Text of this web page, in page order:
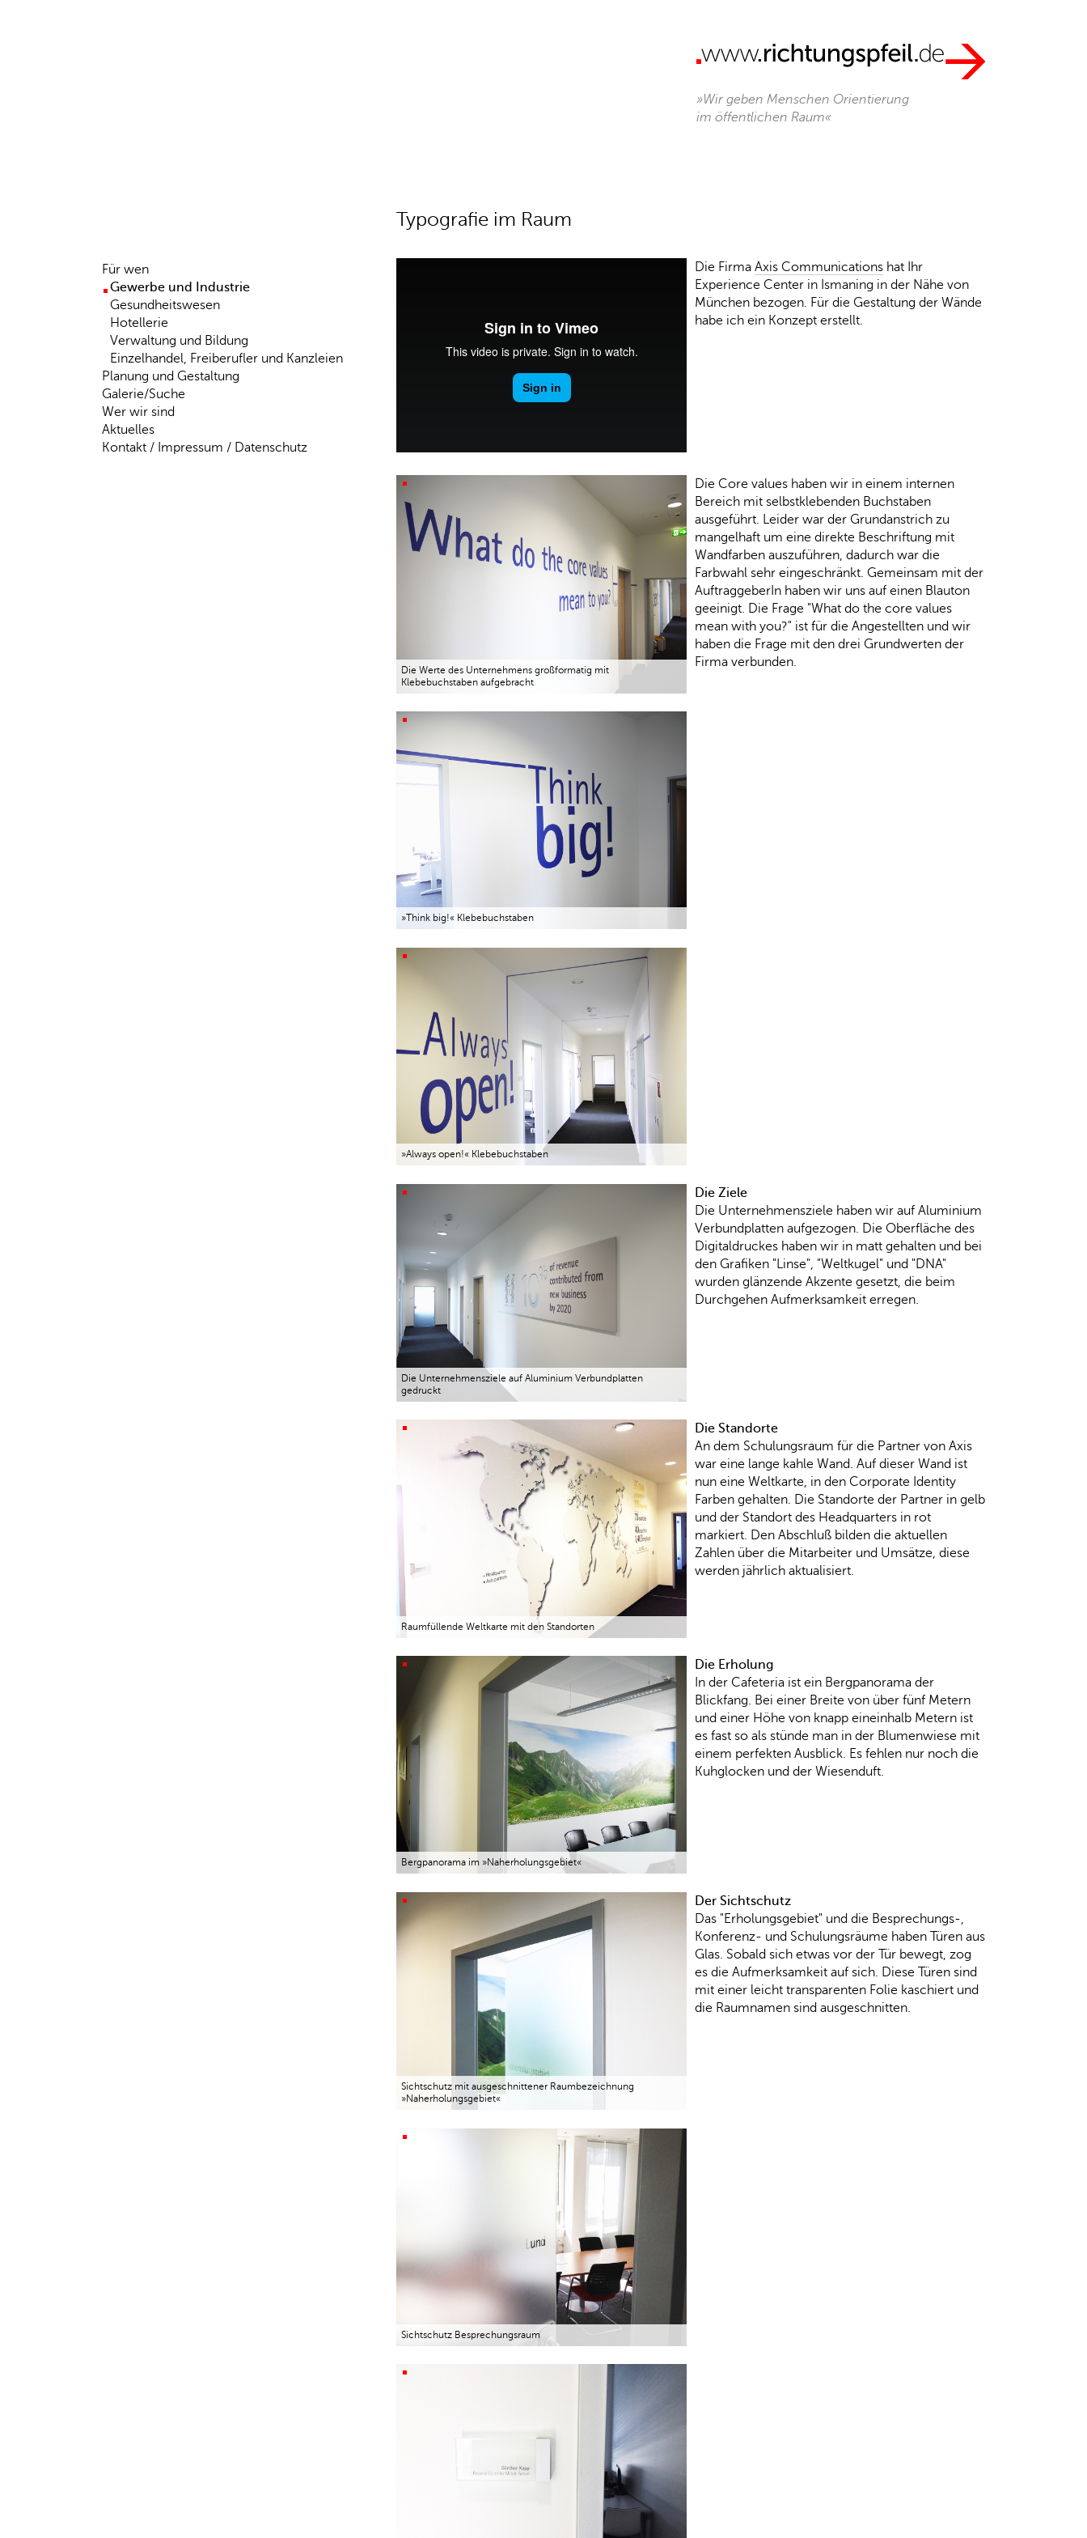
»Wir geben Menschen Orientierung
im öffentlichen Raum«
Für wen
Gewerbe und Industrie
Gesundheitswesen
Hotellerie
Verwaltung und Bildung
Einzelhandel, Freiberufler und Kanzleien
Planung und Gestaltung
Galerie/Suche
Wer wir sind
Aktuelles
Kontakt / Impressum / Datenschutz
Typografie im Raum
Die FirmaAxis Communications hat Ihr
Experience Center in Ismaning in der Nähe von
München bezogen. Für die Gestaltung der Wände
habe ich ein Konzept erstellt.
Die Werte des Unternehmens großformatig mit
Klebebuchstaben aufgebracht
Die Core values haben wir in einem internen
Bereich mit selbstklebenden Buchstaben
ausgeführt. Leider war der Grundanstrich zu
mangelhaft um eine direkte Beschriftung mit
Wandfarben auszuführen, dadurch war die
Farbwahl sehr eingeschränkt. Gemeinsam mit der
AuftraggeberIn haben wir uns auf einen Blauton
geeinigt. Die Frage "What do the core values
mean with you?" ist für die Angestellten und wir
haben die Frage mit den drei Grundwerten der
Firma verbunden.
»Think big!« Klebebuchstaben
»Always open!« Klebebuchstaben
Die Unternehmensziele auf Aluminium Verbundplatten
gedruckt
Die Ziele
Die Unternehmensziele haben wir auf Aluminium
Verbundplatten aufgezogen. Die Oberfläche des
Digitaldruckes haben wir in matt gehalten und bei
den Grafiken "Linse", "Weltkugel" und "DNA"
wurden glänzende Akzente gesetzt, die beim
Durchgehen Aufmerksamkeit erregen.
Raumfüllende Weltkarte mit den Standorten
Die Standorte
An dem Schulungsraum für die Partner von Axis
war eine lange kahle Wand. Auf dieser Wand ist
nun eine Weltkarte, in den Corporate Identity
Farben gehalten. Die Standorte der Partner in gelb
und der Standort des Headquarters in rot
markiert. Den Abschluß bilden die aktuellen
Zahlen über die Mitarbeiter und Umsätze, diese
werden jährlich aktualisiert.
Bergpanorama im »Naherholungsgebiet«
Die Erholung
In der Cafeteria ist ein Bergpanorama der
Blickfang. Bei einer Breite von über fünf Metern
und einer Höhe von knapp eineinhalb Metern ist
es fast so als stünde man in der Blumenwiese mit
einem perfekten Ausblick. Es fehlen nur noch die
Kuhglocken und der Wiesenduft.
Sichtschutz mit ausgeschnittener Raumbezeichnung
»Naherholungsgebiet«
Der Sichtschutz
Das "Erholungsgebiet" und die Besprechungs-,
Konferenz- und Schulungsräume haben Türen aus
Glas. Sobald sich etwas vor der Tür bewegt, zog
es die Aufmerksamkeit auf sich. Diese Türen sind
mit einer leicht transparenten Folie kaschiert und
die Raumnamen sind ausgeschnitten.
Sichtschutz Besprechungsraum